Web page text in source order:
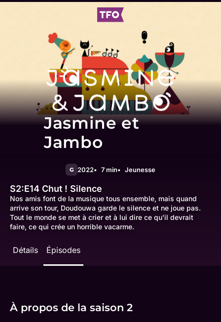
Jasmine et
Jambo
G 2022 7 min Jeunesse
S2:E14 Chut ! Silence
Nos amis font de la musique tous ensemble, mais quand
arrive son tour, Doudouwa garde le silence et ne joue pas.
Tout le monde se met à crier et à lui dire ce qu'il devrait
faire, ce qui crée un horrible vacarme.
Détails Épisodes
À propos de la saison 2